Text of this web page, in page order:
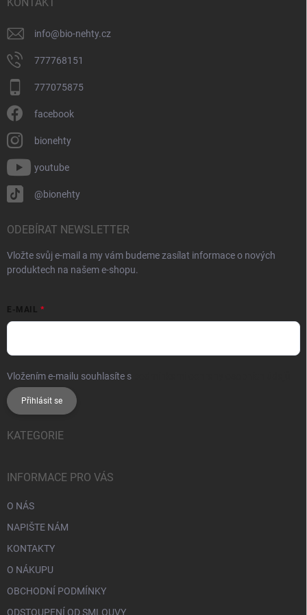
info@bio-nehty.cz
777768151
777075875
facebook
bionehty
youtube
@bionehty
ODEBÍRAT NEWSLETTER
Vložte svůj e-mail a my vám budeme zasílat informace o nových
produktech na našem e-shopu.
E-MAIL
Vložením e-mailu souhlasíte s
Přihlásit se
KATEGORIE
INFORMACE PRO VÁS
O NÁS
NAPIŠTE NÁM
KONTAKTY
O NÁKUPU
OBCHODNÍ PODMÍNKY
ODSTOUPENÍ OD SMLOUVY